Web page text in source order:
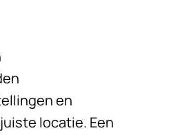
en
locatie. Een